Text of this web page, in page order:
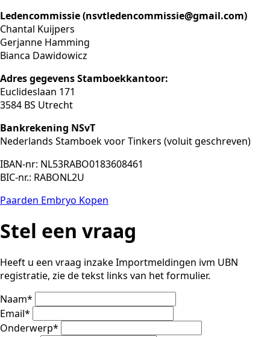
Ledencommissie (nsvtledencommissie@gmail.com)
Chantal Kuijpers
Gerjanne Hamming
Bianca Dawidowicz
Adres gegevens Stamboekkantoor:
Euclideslaan 171
3584 BS Utrecht
Bankrekening NSvT
Nederlands Stamboek voor Tinkers (voluit geschreven)
IBAN-nr: NL53RABO0183608461
BIC-nr.: RABONL2U
Paarden Embryo Kopen
Stel een vraag
Heeft u een vraag inzake Importmeldingen ivm UBN
registratie, zie de tekst links van het formulier.
Naam*
Email*
Onderwerp*